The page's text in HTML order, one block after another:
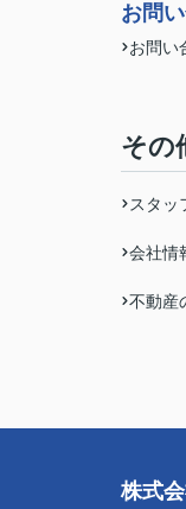
お問
お問い
その
スタッ
会社情
不動産
株式